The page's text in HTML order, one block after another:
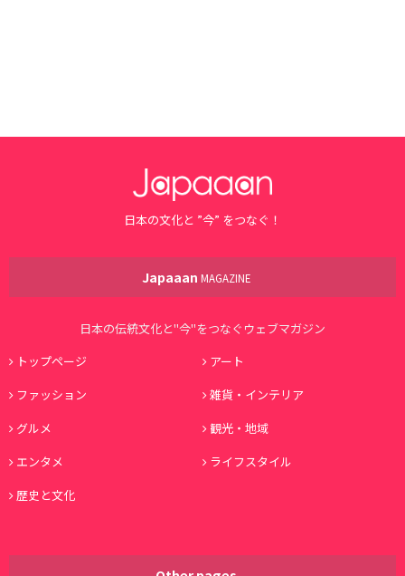
日本の文化と ”今” をつなぐ！
Japaaan MAGAZINE
日本の伝統文化と"今"をつなぐウェブマガジン
トップページ
アート
ファッション
雑貨・インテリア
グルメ
観光・地域
エンタメ
ライフスタイル
歴史と文化